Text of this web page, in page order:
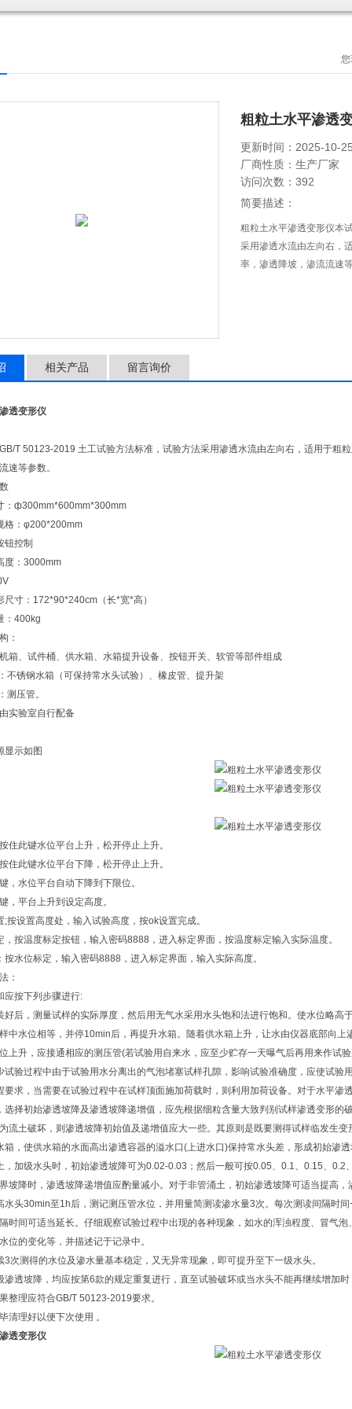
粗粒土水平渗透
更新时间：2025-10-
厂商性质：生产厂家
访问次数：392
简要描述：
粗粒土水平渗透变形仪本
采用渗透水流由左向右，
率，渗透降坡，渗流流速
相关产品 留言询价
透变形仪
T 50123-2019 土工试验方法标准，试验方法采用渗透水流由左向右，适用于粗
速等参数。
：ф300mm*600mm*300mm
格：φ200*200mm
钮控制
度：3000mm
尺寸：172*90*240cm（长*宽*高）
：400kg
：
箱、试件桶、供水箱、水箱提升设备、按钮开关、软管等部件组成
不锈钢水箱（可保持常水头试验）、橡皮管、提升架
测压管。
实验室自行配备
显示如图
住此键水位平台上升，松开停止上升。
住此键水位平台下降，松开停止上升。
，水位平台自动下降到下限位。
，平台上升到设定高度。
;按设置高度处，输入试验高度，按ok设置完成。
，按温度标定按钮，输入密码8888，进入标定界面，按温度标定输入实际温度。
按水位标定，输入密码8888，进入标定界面，输入实际高度。
：
应按下列步骤进行:
好后，测量试样的实际厚度，然后用无气水采用水头饱和法进行饱和。使水位略高
中水位相等，并停10min后，再提升水箱。随着供水箱上升，让水由仪器底部向
上升，应接通相应的测压管(若试验用自来水，应至少贮存一天曝气后再用来作试
试验过程中由于试验用水分离出的气泡堵塞试样孔隙，影响试验准确度，应使试验
要求，当需要在试验过程中在试样顶面施加荷载时，则利用加荷设备。对于水平渗
选择初始渗透坡降及渗透坡降递增值，应先根据细粒含量大致判别试样渗透变形的
流土破坏，则渗透坡降初始值及递增值应大一些。其原则是既要测得试样临发生
箱，使供水箱的水面高出渗透容器的溢水口(上进水口)保持常水头差，形成初始渗
，加级水头时，初始渗透坡降可为0.02-0.03；然后一般可按0.05、0.1、0.15、
坡降时，渗透坡降递增值应酌量减小。对于非管涌土，初始渗透坡降可适当提高
水头30min至1h后，测记测压管水位，并用量简测读渗水量3次。每次测读间隔时
时间可适当延长。仔细观察试验过程中出现的各种现象，如水的浑浊程度、冒气
位的变化等，并描述记于记录中。
3次测得的水位及渗水量基本稳定，又无异常现象，即可提升至下一级水头。
渗透坡降，均应按第6款的规定重复进行，直至试验破坏或当水头不能再继续增加
整理应符合GB/T 50123-2019要求。
清理好以便下次使用 。
透变形仪